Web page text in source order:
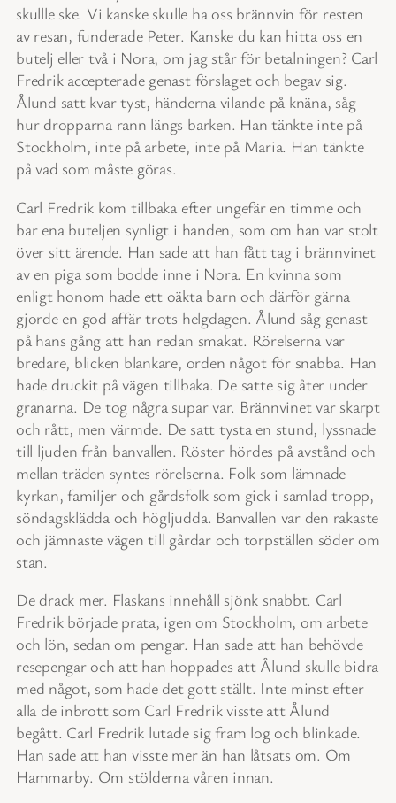
skullle ske. Vi kanske skulle ha oss brännvin för resten
av resan, funderade Peter. Kanske du kan hitta oss en
butelj eller två i Nora, om jag står för betalningen? Carl
Fredrik accepterade genast förslaget och begav sig.
Ålund satt kvar tyst, händerna vilande på knäna, såg
hur dropparna rann längs barken. Han tänkte inte på
Stockholm, inte på arbete, inte på Maria. Han tänkte
på vad som måste göras.
Carl Fredrik kom tillbaka efter ungefär en timme och
bar ena buteljen synligt i handen, som om han var stolt
över sitt ärende. Han sade att han fått tag i brännvinet
av en piga som bodde inne i Nora. En kvinna som
enligt honom hade ett oäkta barn och därför gärna
gjorde en god affär trots helgdagen. Ålund såg genast
på hans gång att han redan smakat. Rörelserna var
bredare, blicken blankare, orden något för snabba. Han
hade druckit på vägen tillbaka. De satte sig åter under
granarna. De tog några supar var. Brännvinet var skarpt
och rått, men värmde. De satt tysta en stund, lyssnade
till ljuden från banvallen. Röster hördes på avstånd och
mellan träden syntes rörelserna. Folk som lämnade
kyrkan, familjer och gårdsfolk som gick i samlad tropp,
söndagsklädda och högljudda. Banvallen var den rakaste
och jämnaste vägen till gårdar och torpställen söder om
stan.
De drack mer. Flaskans innehåll sjönk snabbt. Carl
Fredrik började prata, igen om Stockholm, om arbete
och lön, sedan om pengar. Han sade att han behövde
resepengar och att han hoppades att Ålund skulle bidra
med något, som hade det gott ställt. Inte minst efter
alla de inbrott som Carl Fredrik visste att Ålund
begått. Carl Fredrik lutade sig fram log och blinkade.
Han sade att han visste mer än han låtsats om. Om
Hammarby. Om stölderna våren innan.